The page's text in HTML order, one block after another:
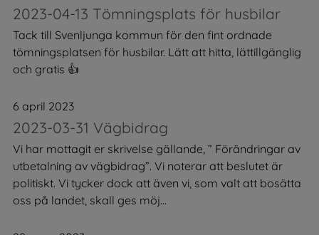
2023-04-13 Tömningsplats för husbilar
Tack till Svenljunga kommun för den fint ordnade
tömningsplatsen för husbilar. Lätt att hitta, lättillgänglig
och gratis 👍
6 april 2023
2023-03-31 Vägbidrag
Vi har mottagit er skrivelse gällande, ” Förändringar av
utbetalning av vägbidrag”. Vi noterar att beslutet är
politiskt. Vi tycker dock att även vi, som valt att bosätta
oss på landet, skall ges möj...